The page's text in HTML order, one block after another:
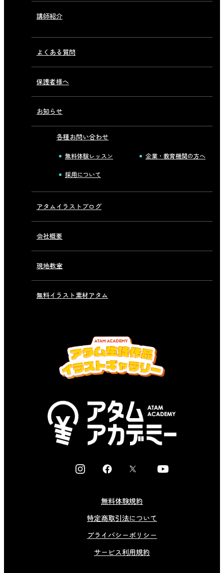
講師紹介
よくある質問
保護者様へ
お知らせ
各種お問い合わせ
無料体験レッスン 企業・教育機関の方へ
採用について
アタムイラストブログ
会社概要
現地教室
無料イラスト素材アタム
I
a
g
F
e
b
o
k
X
Y
無料体験規約
特定商取引法について
プライバシーポリシー
サービス利用規約